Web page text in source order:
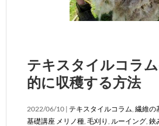
テキスタイルコラ
的に収穫する方法
2022/06/10 | テキスタイルコラム 繊維の
基礎講座 メリノ種 毛刈り ルーイング 鋏